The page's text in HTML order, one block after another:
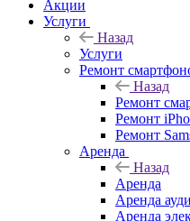
Акции
Услуги
Назад
Услуги
Ремонт
Назад
Ремонт
Ремонт
Ремонт
Аренда
Назад
Аренда
Аренда
Аренда